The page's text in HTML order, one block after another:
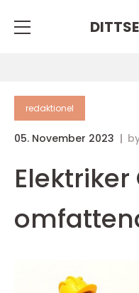
redaktionel
05. November 2023